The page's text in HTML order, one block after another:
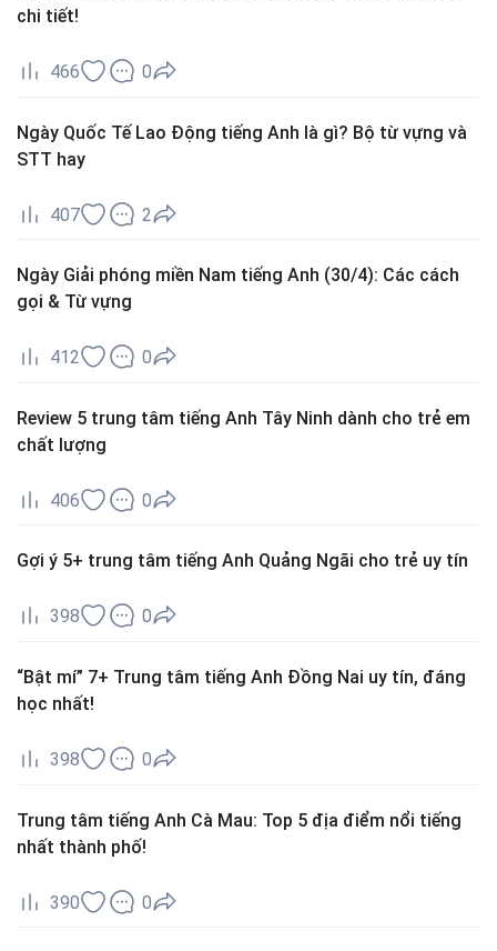
chi tiết!
466 0
Ngày Quốc Tế Lao Động tiếng Anh là gì? Bộ từ vựng và
STT hay
407 2
Ngày Giải phóng miền Nam tiếng Anh (30/4): Các cách
gọi & Từ vựng
412 0
Review 5 trung tâm tiếng Anh Tây Ninh dành cho trẻ em
chất lượng
406 0
Gợi ý 5+ trung tâm tiếng Anh Quảng Ngãi cho trẻ uy tín
398 0
“Bật mí” 7+ Trung tâm tiếng Anh Đồng Nai uy tín, đáng
học nhất!
398 0
Trung tâm tiếng Anh Cà Mau: Top 5 địa điểm nổi tiếng
nhất thành phố!
390 0